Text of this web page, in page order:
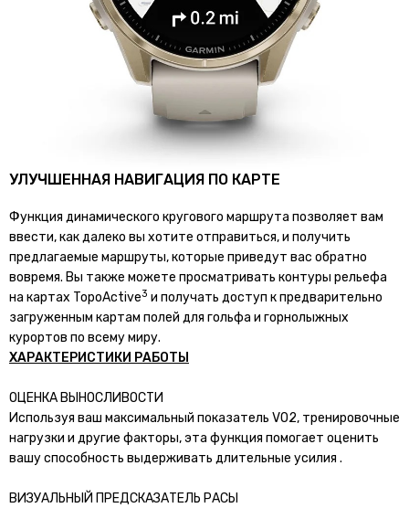
УЛУЧШЕННАЯ НАВИГАЦИЯ ПО КАРТЕ
Функция динамического кругового маршрута позволяет вам
ввести, как далеко вы хотите отправиться, и получить
предлагаемые маршруты, которые приведут вас обратно
вовремя. Вы также можете просматривать контуры рельефа
на картах TopoActive3 и получать доступ к предварительно
загруженным картам полей для гольфа и горнолыжных
курортов по всему миру.
ХАРАКТЕРИСТИКИ РАБОТЫ
ОЦЕНКА ВЫНОСЛИВОСТИ
Используя ваш максимальный показатель VO2, тренировочные
нагрузки и другие факторы, эта функция помогает оценить
вашу способность выдерживать длительные усилия .
ВИЗУАЛЬНЫЙ ПРЕДСКАЗАТЕЛЬ РАСЫ